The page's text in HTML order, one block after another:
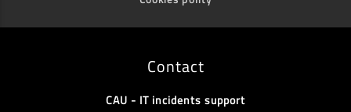
Contact
CAU - IT incidents support